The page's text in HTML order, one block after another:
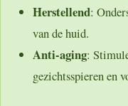
Herstellend:
van de huid.
Anti-aging:
gezichtsspieren en